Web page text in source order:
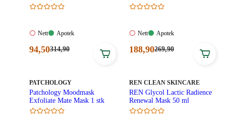
Nett:
tilgjengelig
Nett
Apotek:
Apotek
Nåværende
kroner.
94,50Førpris:
314,90
Nett:
tilgjengelig
Nett
Apotek:
Apotek
Nåværende
kroner.
188,90Førpris:
269,90
MERKE:
PATCHOLOGY
Patchology Moodmask
Exfoliate Mate Mask 1 stk
MERKE:
REN CLEAN SKINCARE
REN Glycol Lactic Radience
Renewal Mask 50 ml